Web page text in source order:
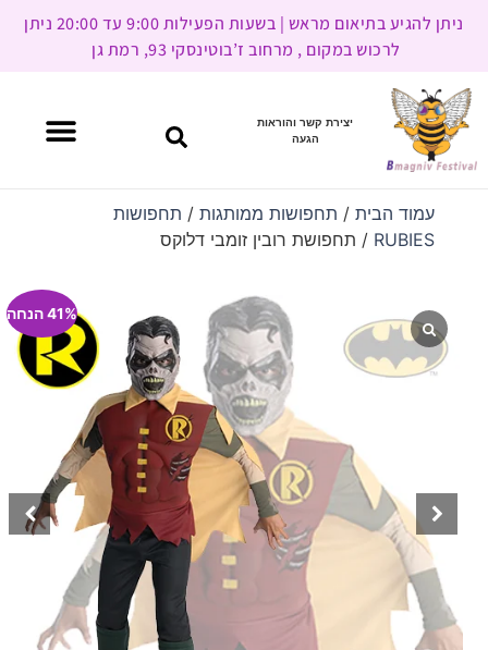
ניתן להגיע בתיאום מראש | בשעות הפעילות 9:00 עד 20:00 ניתן
לרכוש במקום , מרחוב ז’בוטינסקי 93, רמת גן
יצירת קשר והוראות
הגעה
עמוד הבית/ תחפושות ממותגות/ תחפושות
RUBIES / תחפושת רובין זומבי דלוקס
41% הנחה